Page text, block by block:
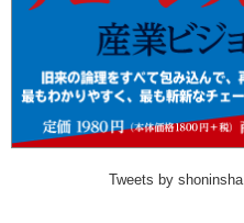
Tweets by shoninsha